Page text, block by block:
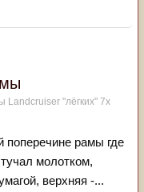
Landcruiser "лёгких" 7x
поперечине рамы где
молотком,
верхняя -...